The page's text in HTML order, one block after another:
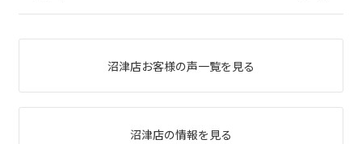
沼津店お客様の声一覧を見る
沼津店の情報を見る